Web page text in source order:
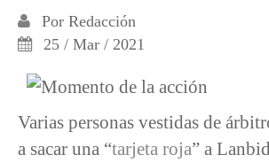
Por Redacción
25 / Mar / 2021
Varias personas vestidas de
a sacar una “tarjeta roja” a